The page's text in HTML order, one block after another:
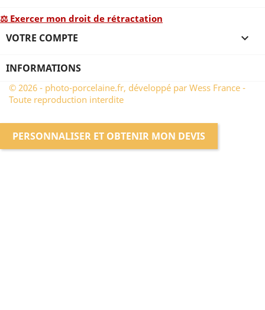
⚖ Exercer mon droit de rétractation
VOTRE COMPTE 
INFORMATIONS
© 2026 - photo-porcelaine.fr, développé par Wess France -
Toute reproduction interdite
PERSONNALISER ET OBTENIR MON DEVIS